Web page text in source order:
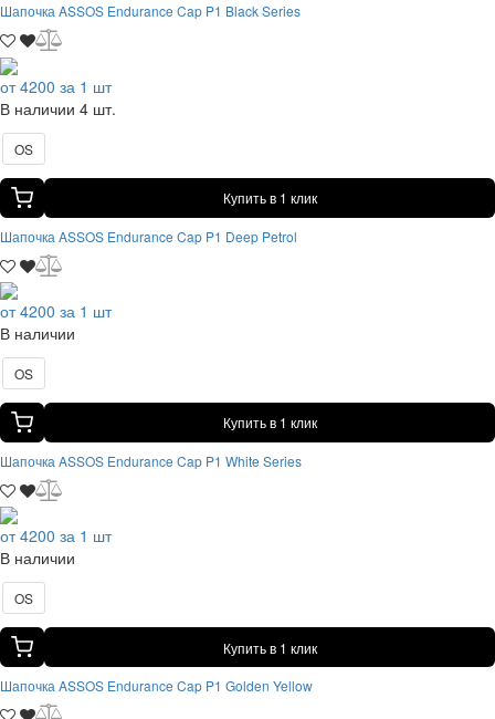
Шапочка ASSOS Endurance Cap P1 Black Series
от 4200 за 1 шт
В наличии 4 шт.
OS
Купить в 1 клик
Шапочка ASSOS Endurance Cap P1 Deep Petrol
от 4200 за 1 шт
В наличии
OS
Купить в 1 клик
Шапочка ASSOS Endurance Cap P1 White Series
от 4200 за 1 шт
В наличии
OS
Купить в 1 клик
Шапочка ASSOS Endurance Cap P1 Golden Yellow